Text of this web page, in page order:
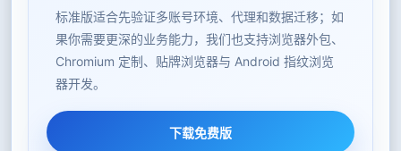
标准版适合先验证多账号环境、代理和数据迁移；如
果你需要更深的业务能力，我们也支持浏览器外包、
Chromium 定制、贴牌浏览器与 Android 指纹浏览
器开发。
下载免费版